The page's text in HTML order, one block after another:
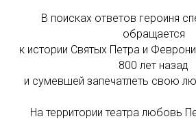
В поисках ответов героиня
обращается
к истории Святых Петра и
800 лет назад
и сумевшей запечатлеть свою
На территории театра любовь